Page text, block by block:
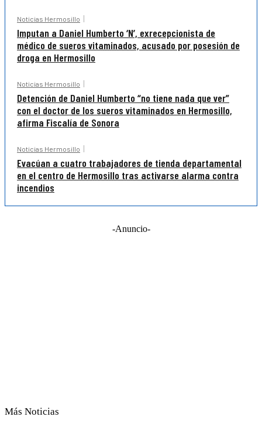
Noticias Hermosillo
Imputan a Daniel Humberto ‘N’, exrecepcionista de
médico de sueros vitaminados, acusado por posesión de
droga en Hermosillo
Noticias Hermosillo
Detención de Daniel Humberto “no tiene nada que ver”
con el doctor de los sueros vitaminados en Hermosillo,
afirma Fiscalía de Sonora
Noticias Hermosillo
Evacúan a cuatro trabajadores de tienda departamental
en el centro de Hermosillo tras activarse alarma contra
incendios
-Anuncio-
Más Noticias